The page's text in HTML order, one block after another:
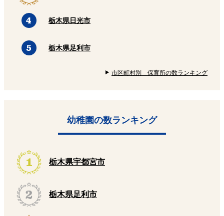
栃木県日光市
栃木県足利市
市区町村別 保育所の数ランキング
幼稚園の数ランキング
栃木県宇都宮市
栃木県足利市